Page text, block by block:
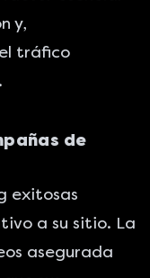
y,
tráfico
de
exitosas
a su sitio. La
asegurada